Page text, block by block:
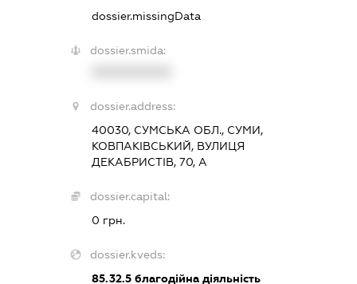
dossier.missingData
dossier.smida:
dossier.address:
40030, СУМСЬКА ОБЛ., СУМИ,
КОВПАКІВСЬКИЙ, ВУЛИЦЯ
ДЕКАБРИСТІВ, 70, А
dossier.capital:
0 грн.
dossier.kveds:
85.32.5 благодійна діяльність